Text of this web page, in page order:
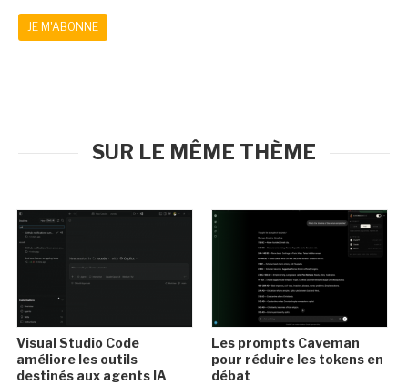
JE M'ABONNE
SUR LE MÊME THÈME
Visual Studio Code
améliore les outils
destinés aux agents IA
Les prompts Caveman
pour réduire les tokens en
débat